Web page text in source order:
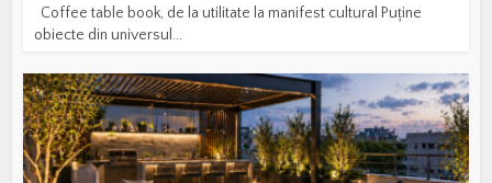
Coffee table book, de la utilitate la manifest cultural Puține
obiecte din universul...